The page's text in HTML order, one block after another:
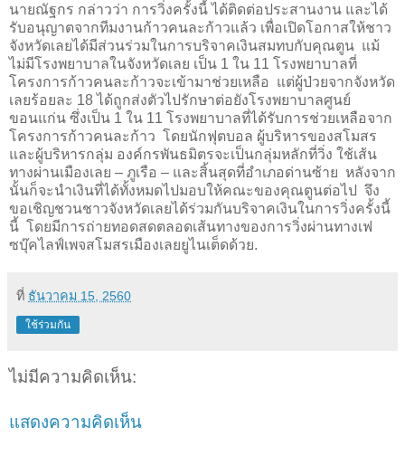
นายณัฐกร กล่าวว่า การวิ่งครั้งนี้ ได้ติดต่อประสานงาน และได้
รับอนุญาตจากทีมงานก้าวคนละก้าวแล้ว เพื่อเปิดโอกาสให้ชาว
จังหวัดเลยได้มีส่วนร่วมในการบริจาคเงินสมทบกับคุณตูน แม้
ไม่มีโรงพยาบาลในจังหวัดเลย เป็น 1 ใน 11 โรงพยาบาลที่
โครงการก้าวคนละก้าวจะเข้ามาช่วยเหลือ แต่ผู้ป่วยจากจังหวัด
เลยร้อยละ 18 ได้ถูกส่งตัวไปรักษาต่อยังโรงพยาบาลศูนย์
ขอนแก่น ซึ่งเป็น 1 ใน 11 โรงพยาบาลที่ได้รับการช่วยเหลือจาก
โครงการก้าวคนละก้าว โดยนักฟุตบอล ผู้บริหารของสโมสร
และผู้บริหารกลุ่ม องค์กรพันธมิตรจะเป็นกลุ่มหลักที่วิ่ง ใช้เส้น
ทางผ่านเมืองเลย – ภูเรือ – และสิ้นสุดที่อำเภอด่านซ้าย หลังจาก
นั้นก็จะนำเงินที่ได้ทั้งหมดไปมอบให้คณะของคุณตูนต่อไป จึง
ขอเชิญชวนชาวจังหวัดเลยได้ร่วมกันบริจาคเงินในการวิ่งครั้งนี้
นี้ โดยมีการถ่ายทอดสดตลอดเส้นทางของการวิ่งผ่านทางเฟ
ซบุ๊คไลฟ์เพจสโมสรเมืองเลยยูไนเต็ดด้วย.
ที่ ธันวาคม 15, 2560
ใช้ร่วมกัน
ไม่มีความคิดเห็น:
แสดงความคิดเห็น